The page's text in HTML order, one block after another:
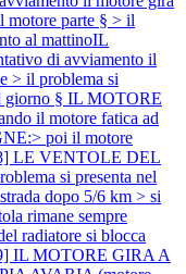
motore parte § > il
al mattinoIL
di avviamento il
> il problema si
giorno § IL MOTORE
il motore fatica ad
poi il motore
LE VENTOLE DEL
si presenta nel
dopo 5/6 km > si
rimane sempre
radiatore si blocca
IL MOTORE GIRA A